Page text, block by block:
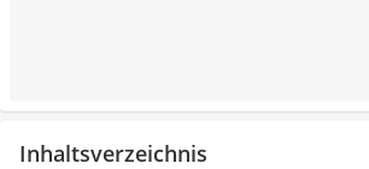
Inhaltsverzeichnis